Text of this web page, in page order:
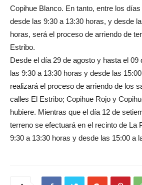
Copihue Blanco. En tanto, entre los
desde las 9:30 a 13:30 horas, y desde
horas, será el proceso de arriendo de
Estribo.
Desde el día 29 de agosto y hasta el 09
las 9:30 a 13:30 horas y desde las
realizará el proceso de arriendo de los
calles El Estribo; Copihue Rojo y
hubiere. Mientras que el día 12 de
terreno se efectuará en el recinto de La
9:30 a 13:30 horas y desde las 15:00 a